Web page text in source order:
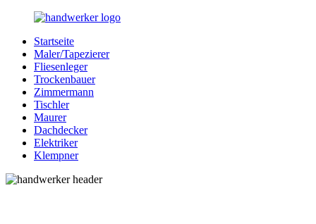
Zurück
Inhalt
Bessere-
Handwerker.de
Handwerker
Ihrer
Nähe
Startseite
Maler/Tapezierer
Fliesenleger
Trockenbauer
Zimmermann
Tischler
Maurer
Dachdecker
Elektriker
Klempner